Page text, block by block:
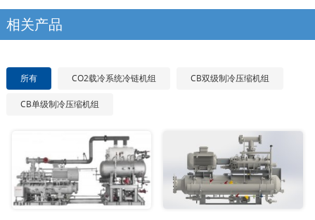
相关产品
所有 CO2载冷系统冷链机组 CB双级制冷压缩机组
CB单级制冷压缩机组